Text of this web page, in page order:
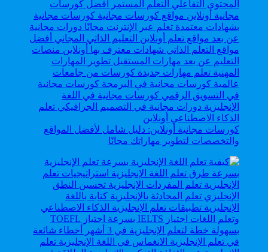
كورسات مجانية أونلاين: دليل شامل لأفضل المواقع
والتخصصات لتطوير مهاراتك مجانًا